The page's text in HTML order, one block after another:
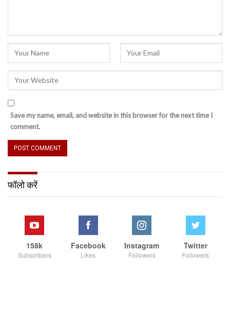
Save my name, email, and website in this browser for the next time I
comment.
फॉलो करें
158k
Subscribers
Facebook
Likes
Instagram
Followers
Twitter
Followers